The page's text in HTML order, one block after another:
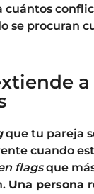
cuántos
se procuran
que tu pareja
cuando
flagsque
Una persona